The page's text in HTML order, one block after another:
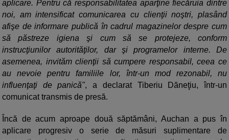
aplicare. Pentru că responsabilitatea aparţine fiecăruia dintre
noi, am intensificat comunicarea cu clienţii noştri, plasând
afişe de informare publică în cadrul magazinelor despre cum
să păstreze igiena şi cum să se protejeze, conform
instrucţiunilor autorităţilor, dar şi programelor interne. De
asemenea, invităm clienţii să cumpere responsabil, ceea ce
au nevoie pentru familiile lor, într-un mod rezonabil, nu
influenţaţi de panică", a declarat Tiberiu Dăneţiu, într-un
comunicat transmis de presă.
Încă de acum aproape două săptămâni, Auchan a pus în
aplicare progresiv o serie de măsuri suplimentare de